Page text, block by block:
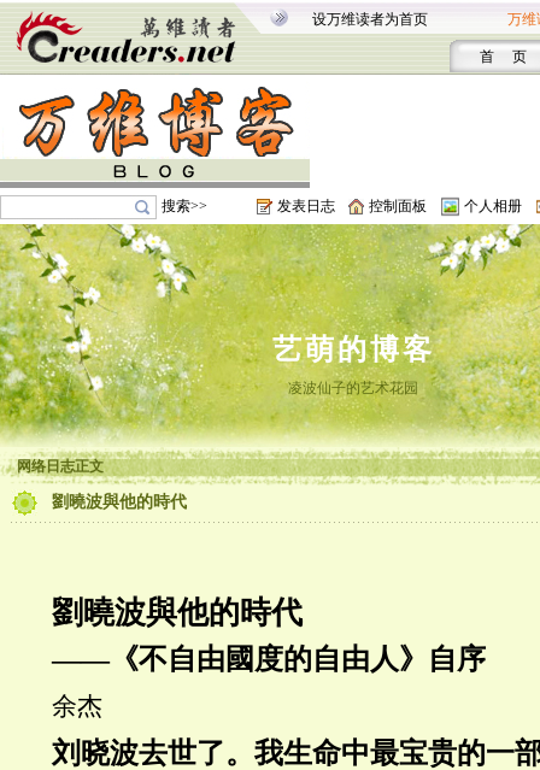
设万维读者为首页 万维
首 页
搜索>> 发表日志 控制面板 个人相册
艺萌的博客
凌波仙子的艺术花园
网络日志正文
劉曉波與他的時代
劉曉波與他的時代
——《不自由國度的自由人》自序
余杰
刘晓波去世了。我生命中最宝贵的一